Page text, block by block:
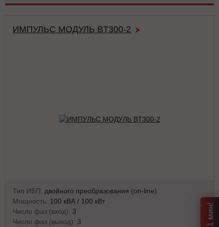
ИМПУЛЬС МОДУЛЬ BT300-2
Тип ИБП: двойного преобразования (on-line)
Мощность: 100 кВА / 100 кВт
Число фаз (вход): 3
Число фаз (выход): 3